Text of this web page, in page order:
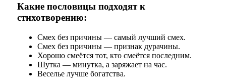
Какие пословицы подходят к
стихотворению:
Смех без причины — самый лучший смех.
Смех без причины — признак дурачины.
Хорошо смеётся тот, кто смеётся последним.
Шутка — минутка, а заряжает на час.
Веселье лучше богатства.